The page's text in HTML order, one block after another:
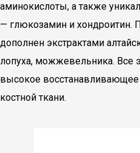
аминокислоты, а также
— глюкозамин и хондроитин.
дополнен экстрактами
лопуха, можжевельника. Все
высокое
костной ткани.